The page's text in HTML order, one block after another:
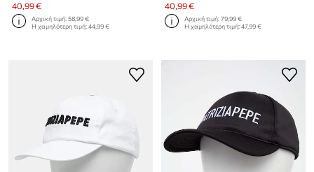
40,99 €
Αρχική τιμή:58,99 €
Η χαμηλότερη τιμή:44,99 €
40,99 €
Αρχική τιμή:79,99 €
Η χαμηλότερη τιμή:47,99 €